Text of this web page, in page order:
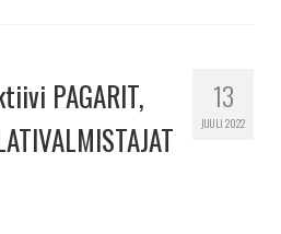
13
JUULI 2022
PAGARIT,